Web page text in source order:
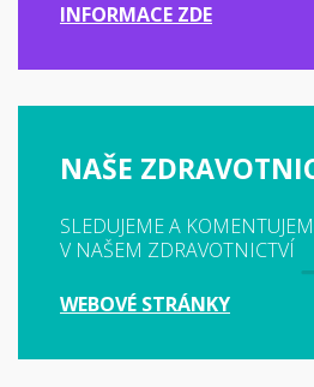
INFORMACE ZDE
NAŠE
SLEDUJEME A
V NAŠEM ZDRAVOTNICTVÍ
WEBOVÉ STRÁNKY